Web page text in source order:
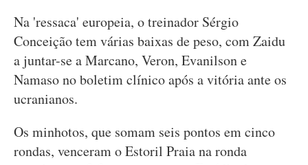
Na 'ressaca' europeia, o treinador Sérgio
Conceição tem várias baixas de peso, com Zaidu
a juntar-se a Marcano, Veron, Evanilson e
Namaso no boletim clínico após a vitória ante os
ucranianos.
Os minhotos, que somam seis pontos em cinco
rondas, venceram o Estoril Praia na ronda